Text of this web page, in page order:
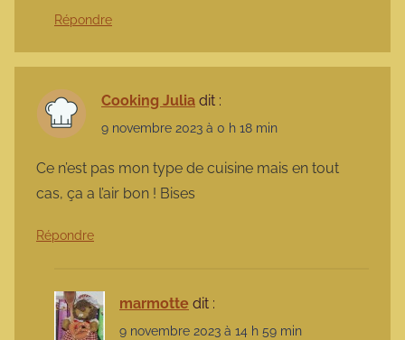
Répondre
Cooking Julia dit :
9 novembre 2023 à 0 h 18 min
Ce n’est pas mon type de cuisine mais en tout
cas, ça a l’air bon ! Bises
Répondre
marmotte dit :
9 novembre 2023 à 14 h 59 min